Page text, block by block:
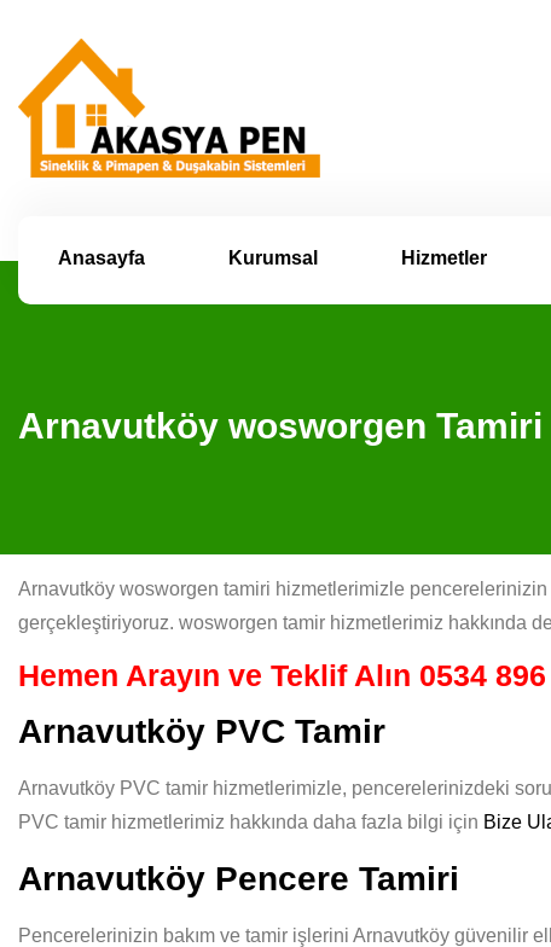
Anasayfa Kurumsal Hizmetler
Arnavutköy wosworgen Tamiri
Arnavutköy wosworgen tamiri hizmetlerimizle
gerçekleştiriyoruz. wosworgen tamir hizmetlerimiz hakkında
Hemen Arayın ve Teklif Alın 0534
Arnavutköy PVC Tamir
Arnavutköy PVC tamir hizmetlerimizle, pencerelerinizdeki
PVC tamir hizmetlerimiz hakkında daha fazla bilgi için Bize
Arnavutköy Pencere Tamiri
Pencerelerinizin bakım ve tamir işlerini Arnavutköy güvenilir